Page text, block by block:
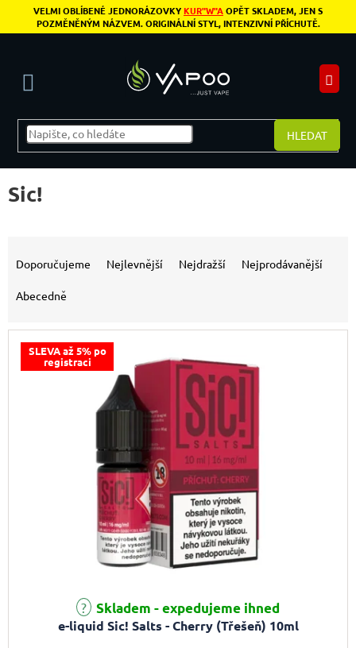
Přejít na obsah
VELMI OBLÍBENÉ JEDNORÁZOVKYKUR"W"AOPĚT SKLADEM, JEN S
POZMĚNĚNÝM NÁZVEM. ORIGINÁLNÍ STYL, INTENZIVNÍ PŘÍCHUTĚ.
HLEDAT
Sic!
Doporučujeme Nejlevnější Nejdražší Nejprodávanější
Abecedně
Výpis produktů
SLEVA až 5% po
registraci
e-liquid Sic! Salts - Cherry (Třešeň) 10ml
Skladem - expedujeme ihned